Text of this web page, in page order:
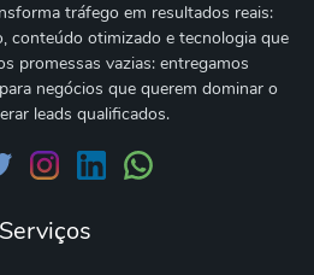
tráfego em resultados reais:
conteúdo otimizado e tecnologia que
promessas vazias: entregamos
negócios que querem dominar o
leads qualificados.
Serviços